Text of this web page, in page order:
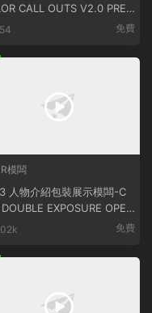
CALL OUTS V2.0 PRE
PRO TEMPLATES
免費
模闆
人物介紹包裝展示模闆-C
EXPOSURE OPEN
模闆
免費